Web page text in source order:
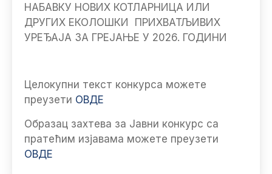
НАБАВКУ НОВИХ КОТЛАРНИЦА ИЛИ
ДРУГИХ ЕКОЛОШКИ ПРИХВАТЉИВИХ
УРЕЂАЈА ЗА ГРЕЈАЊЕ У 2026. ГОДИНИ
Целокупни текст конкурса можете
преузети ОВДЕ
Образац захтева за Јавни конкурс са
пратећим изјавама можете преузети
ОВДЕ